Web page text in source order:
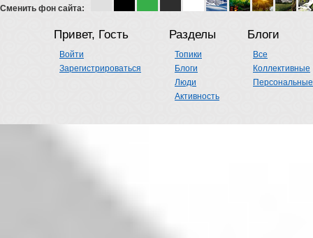
Сменить фон сайта:
Привет, Гость
Войти
Зарегистрироваться
Разделы
Топики
Блоги
Люди
Активность
Блоги
Все
Коллективные
Персональные